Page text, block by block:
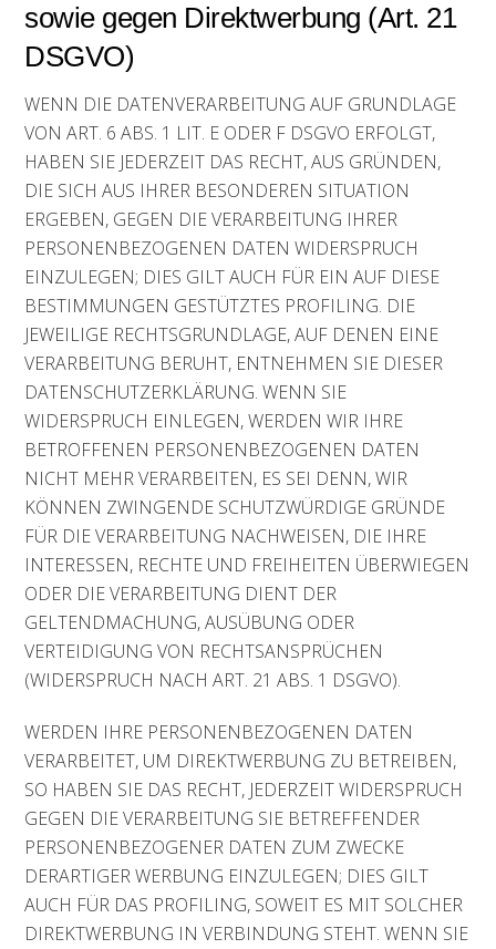
sowie gegen Direktwerbung (Art. 21
DSGVO)
WENN DIE DATENVERARBEITUNG AUF GRUNDLAGE
VON ART. 6 ABS. 1 LIT. E ODER F DSGVO ERFOLGT,
HABEN SIE JEDERZEIT DAS RECHT, AUS GRÜNDEN,
DIE SICH AUS IHRER BESONDEREN SITUATION
ERGEBEN, GEGEN DIE VERARBEITUNG IHRER
PERSONENBEZOGENEN DATEN WIDERSPRUCH
EINZULEGEN; DIES GILT AUCH FÜR EIN AUF DIESE
BESTIMMUNGEN GESTÜTZTES PROFILING. DIE
JEWEILIGE RECHTSGRUNDLAGE, AUF DENEN EINE
VERARBEITUNG BERUHT, ENTNEHMEN SIE DIESER
DATENSCHUTZERKLÄRUNG. WENN SIE
WIDERSPRUCH EINLEGEN, WERDEN WIR IHRE
BETROFFENEN PERSONENBEZOGENEN DATEN
NICHT MEHR VERARBEITEN, ES SEI DENN, WIR
KÖNNEN ZWINGENDE SCHUTZWÜRDIGE GRÜNDE
FÜR DIE VERARBEITUNG NACHWEISEN, DIE IHRE
INTERESSEN, RECHTE UND FREIHEITEN ÜBERWIEGEN
ODER DIE VERARBEITUNG DIENT DER
GELTENDMACHUNG, AUSÜBUNG ODER
VERTEIDIGUNG VON RECHTSANSPRÜCHEN
(WIDERSPRUCH NACH ART. 21 ABS. 1 DSGVO).
WERDEN IHRE PERSONENBEZOGENEN DATEN
VERARBEITET, UM DIREKTWERBUNG ZU BETREIBEN,
SO HABEN SIE DAS RECHT, JEDERZEIT WIDERSPRUCH
GEGEN DIE VERARBEITUNG SIE BETREFFENDER
PERSONENBEZOGENER DATEN ZUM ZWECKE
DERARTIGER WERBUNG EINZULEGEN; DIES GILT
AUCH FÜR DAS PROFILING, SOWEIT ES MIT SOLCHER
DIREKTWERBUNG IN VERBINDUNG STEHT. WENN SIE